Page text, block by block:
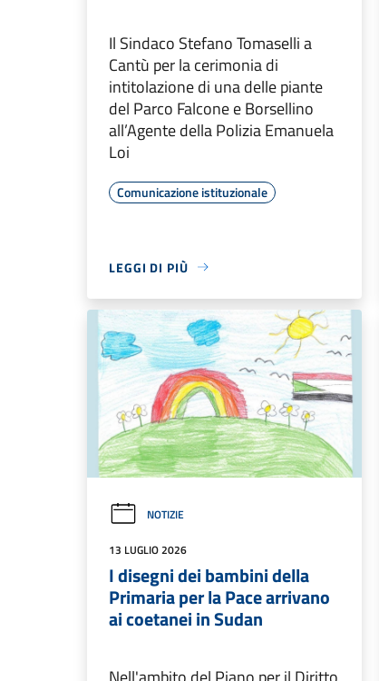
Il Sindaco Stefano Tomaselli a
Cantù per la cerimonia di
intitolazione di una delle piante
del Parco Falcone e Borsellino
all’Agente della Polizia Emanuela
Loi
Comunicazione istituzionale
LEGGI DI PIÙ
NOTIZIE
13 LUGLIO 2026
I disegni dei bambini della
Primaria per la Pace arrivano
ai coetanei in Sudan